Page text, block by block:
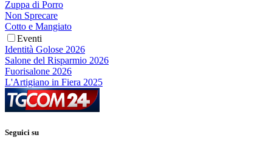
Zuppa di Porro
Non Sprecare
Cotto e Mangiato
Eventi
Identità Golose 2026
Salone del Risparmio 2026
Fuorisalone 2026
L'Artigiano in Fiera 2025
Seguici su